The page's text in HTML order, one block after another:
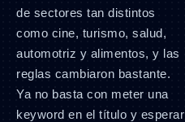
de sectores tan distintos
como cine, turismo, salud,
automotriz y alimentos, y las
reglas cambiaron bastante.
Ya no basta con meter una
keyword en el título y esperar